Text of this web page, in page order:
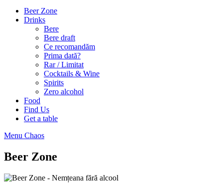
Beer Zone
Drinks
Bere
Bere draft
Ce recomandăm
Prima dată?
Rar / Limitat
Cocktails & Wine
Spirits
Zero alcohol
Food
Find Us
Get a table
Menu Chaos
Beer Zone